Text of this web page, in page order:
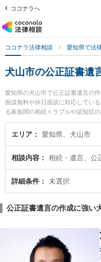
ココナラへ
ココナラ法律相談 愛知県で法
犬山市の公正証書遺
愛知県の犬山市で公正証書遺言の
面談無料や休日面談に対応してい
る家族間の相続トラブルや認知症
み検索もでき便利です。特に安田
髙橋法律事務所の高橋 亮弁護士の
の実績豊富な近くの弁護士を検索
成を法律相談できる犬山市内の弁
者さんにおすすめです。
エリア 愛知県、犬山市
相談内容 相続・遺言、公
詳細条件 未選択
公正証書遺言の作成に強い